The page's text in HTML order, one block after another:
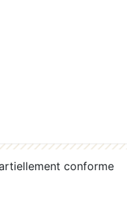
conforme